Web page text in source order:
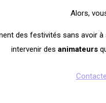
Alors,
des festivités sans avoir
intervenir des animateurs